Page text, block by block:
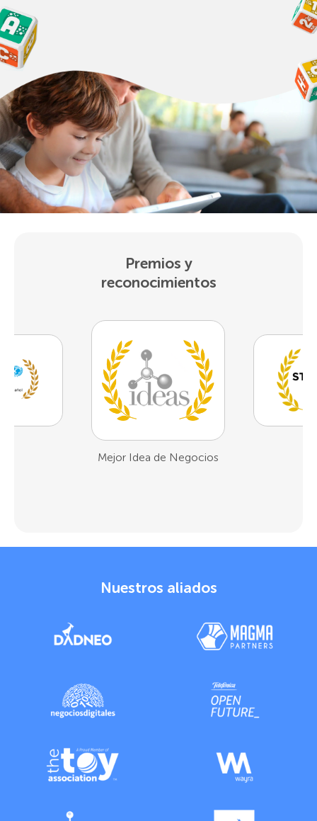
Premios y
reconocimientos
1er Lugar Demo Day
Nuestros aliados